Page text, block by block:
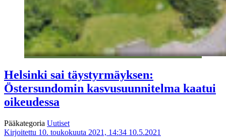
Helsinki sai täystyrmäyksen:
Östersundomin kasvusuunnitelma kaatui
oikeudessa
Pääkategoria Uutiset
Kirjoitettu 10. toukokuuta 2021, 14:34 10.5.2021